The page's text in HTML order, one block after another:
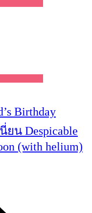
Birthday
ยน Despicable
(with helium)